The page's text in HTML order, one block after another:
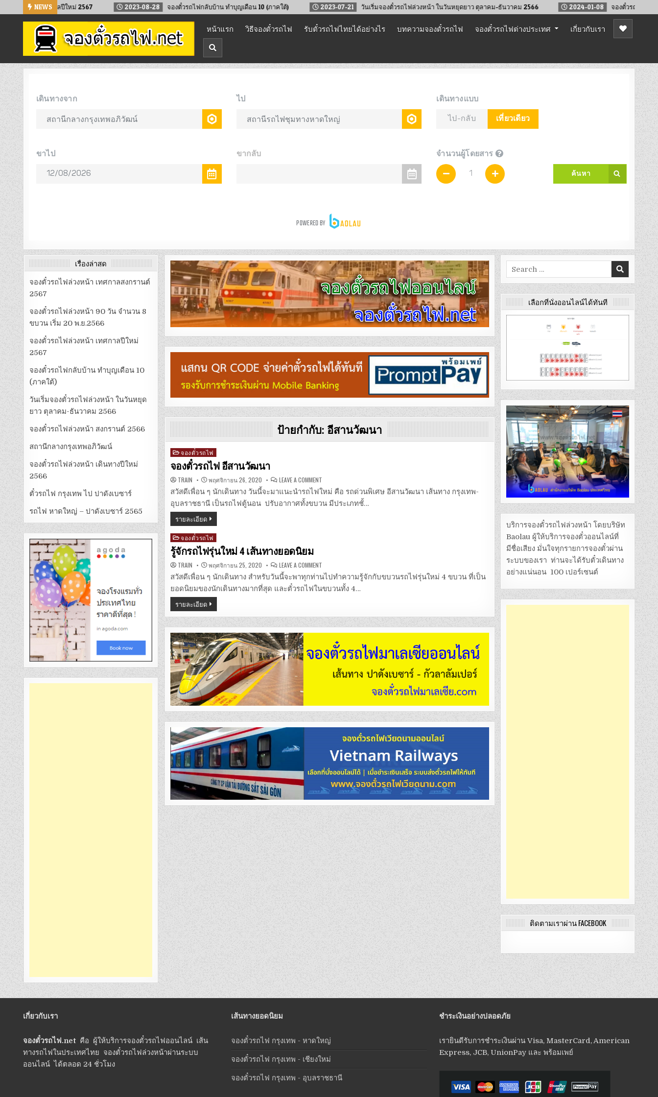
to
NEWS
น้า เทศกาลปีใหม่ 2567 2023-08-28 จองตั๋วรถไฟกลับบ้าน ทำบุญเดือน 10 (ภาคใต้) 2023-07-21 วันเริ่มจองตั๋วรถไฟล่วงหน้า ในวันหยุดยาว ตุลาคม-ธันวาคม 2566 2024-01-08 จองตั๋วรถไฟล่วงหน้า เทศ
จองตั๋วรถไฟออนไลน์
จองตั๋วรถไฟล่วงหน้า จองได้ 24 ชั่วโมง
หน้าแรก วิธีจองตั๋วรถไฟ รับตั๋วรถไฟไทยได้อย่างไร บทความจองตั๋วรถไฟ จองตั๋วรถไฟต่างประเทศ เกี่ยวกับเรา
ป้ายกำกับ: อีสานวัฒนา
Posted
in
จองตั๋วรถไฟ
จองตั๋วรถไฟ อีสานวัฒนา
TRAIN พฤศจิกายน 26, 2020 LEAVE A COMMENTON
ตั๋ว
รถไฟ
อีสาน
วัฒนา
สวัสดีเพื่อน ๆ นักเดินทาง วันนี้จะมาแนะนำรถไฟใหม่ คือ รถด่วนพิเศษ อีสานวัฒนา เส้นทาง กรุงเทพ-
อุบลราชธานี เป็นรถไฟตู้นอน ปรับอากาศทั้งขบวน มีประเภทชั้…
รายละเอียด
Posted
in
จองตั๋วรถไฟ
รู้จักรถไฟรุ่นใหม่ 4 เส้นทางยอดนิยม
TRAIN พฤศจิกายน 25, 2020 LEAVE A COMMENTON
รู้จัก
รถไฟ
รุ่น
ใหม่
4
นิยม
สวัสดีเพื่อน ๆ นักเดินทาง สำหรับวันนี้จะพาทุกท่านไปทำความรู้จักกับขบวนรถไฟรุ่นใหม่ 4 ขบวน ที่เป็น
ยอดนิยมของนักเดินทางมากที่สุด และตั๋วรถไฟในขบวนทั้ง 4…
รายละเอียด
เรื่องล่าสุด
จองตั๋วรถไฟล่วงหน้า เทศกาลสงกรานต์
2567
จองตั๋วรถไฟล่วงหน้า 90 วัน จำนวน 8
ขบวน เริ่ม 20 พ.ย.2566
จองตั๋วรถไฟล่วงหน้า เทศกาลปีใหม่
2567
จองตั๋วรถไฟกลับบ้าน ทำบุญเดือน 10
(ภาคใต้)
วันเริ่มจองตั๋วรถไฟล่วงหน้า ในวันหยุด
ยาว ตุลาคม-ธันวาคม 2566
จองตั๋วรถไฟล่วงหน้า สงกรานต์ 2566
สถานีกลางกรุงเทพอภิวัฒน์
จองตั๋วรถไฟล่วงหน้า เดินทางปีใหม่
2566
ตั๋วรถไฟ กรุงเทพ ไป ปาดังเบซาร์
รถไฟ หาดใหญ่ – ปาดังเบซาร์ 2565
Search
for:
เลือกที่นั่งออนไลน์ได้ทันที
บริการจองตั๋วรถไฟล่วงหน้า โดยบริษัท
Baolau ผู้ให้บริการจองตั๋วออนไลน์ที่
มีชื่อเสียง มั่นใจทุกรายการจองตั๋วผ่าน
ระบบของเรา ท่านจะได้รับตั๋วเดินทาง
อย่างแน่นอน 100 เปอร์เซนต์
ติดตามเราผ่าน FACEBOOK
เกี่ยวกับเรา
จองตั๋วรถไฟ.net คือ ผู้ให้บริการจองตั๋วรถไฟออนไลน์ เส้น
ทางรถไฟในประเทศไทย จองตั๋วรถไฟล่วงหน้าผ่านระบบ
ออนไลน์ ได้ตลอด 24 ชั่วโมง
เส้นทางยอดนิยม
จองตั๋วรถไฟ กรุงเทพ - หาดใหญ่
จองตั๋วรถไฟ กรุงเทพ - เชียงใหม่
จองตั๋วรถไฟ กรุงเทพ - อุบลราชธานี
ชำระเงินอย่างปลอดภัย
เรายินดีรับการชำระเงินผ่าน Visa, MasterCard, American
Express, JCB, UnionPay และ พร้อมเพย์